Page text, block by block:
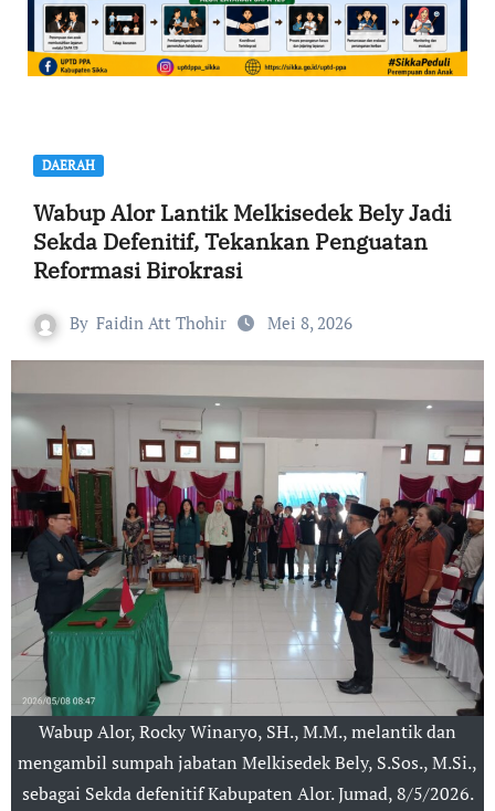
DAERAH
Wabup Alor Lantik Melkisedek Bely Jadi
Sekda Defenitif, Tekankan Penguatan
Reformasi Birokrasi
By Faidin Att Thohir Mei 8, 2026
Wabup Alor, Rocky Winaryo, SH., M.M., melantik dan
mengambil sumpah jabatan Melkisedek Bely, S.Sos., M.Si.,
sebagai Sekda defenitif Kabupaten Alor. Jumad, 8/5/2026.